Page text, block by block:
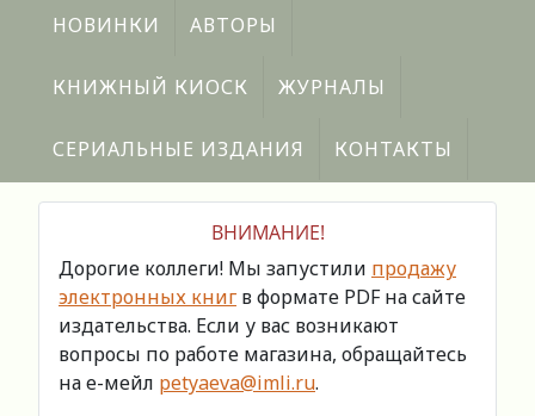
НОВИНКИ АВТОРЫ
КНИЖНЫЙ КИОСК ЖУРНАЛЫ
СЕРИАЛЬНЫЕ ИЗДАНИЯ КОНТАКТЫ
ВНИМАНИЕ!
Дорогие коллеги! Мы запустили продажу
электронных книг в формате PDF на сайте
издательства. Если у вас возникают
вопросы по работе магазина, обращайтесь
на е-мейл petyaeva@imli.ru.